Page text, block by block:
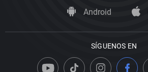
Android
SÍGUENOS EN